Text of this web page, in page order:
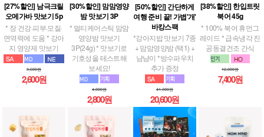
[27%할인] 남극크릴
오메가바 맛보기 5p
* 장 건강·피부·모질·
면역력에 도움 * 강아
지 영양제 맛보기
3,600원
2,600원
[30%할인] 맘맘영양
밤 맛보기 3P
* 멀티케어스틱 맘맘
영양밤 맛보기
3P(24g) * 맛보기로
기호성을 테스트해
보세요!
4,000원
2,800원
[50%할인] 간단하게
여행 준비 끝! 가볍'개'
바캉스팩
*강아지밥 맛보기 7종
+ 맘맘영양밤 (택1) +
냠냠이 *방수파우치
추가 증정
41,300원
20,600원
[38%할인] 한입트릿
북어 45g
* 100% 북어 휴먼그
레이드 * 급속냉각 진
공동결건조 간식
12,000원
7,400원